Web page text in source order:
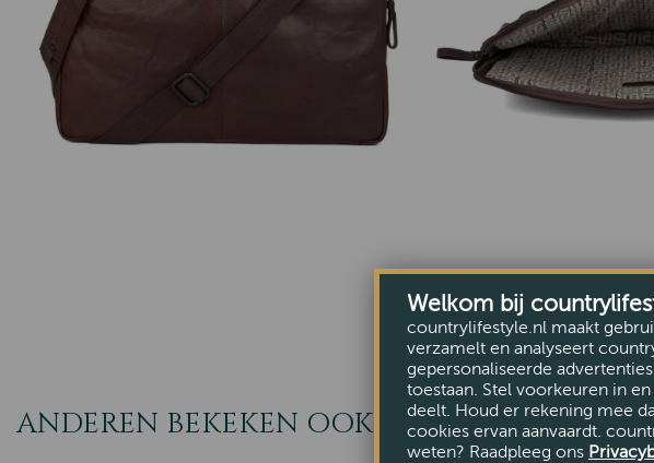
ANDEREN BEKEKEN OOK
Welkom bij
countrylifestyle.nl maakt
verzamelt en analyseert
gepersonaliseerde
toestaan. Stel voorkeuren in
deelt. Houd er rekening mee
cookies ervan aanvaardt.
weten? Raadpleeg ons